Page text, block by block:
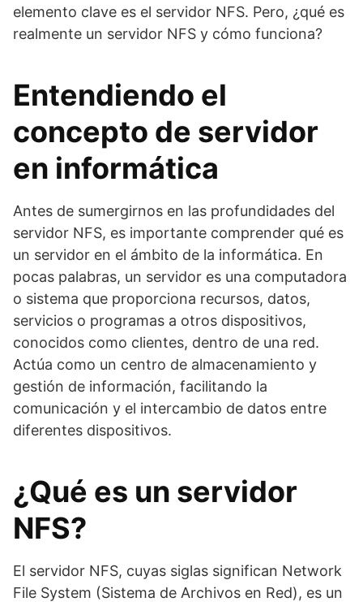
elemento clave es el servidor NFS. Pero, ¿qué es
realmente un servidor NFS y cómo funciona?
Entendiendo el
concepto de servidor
en informática
Antes de sumergirnos en las profundidades del
servidor NFS, es importante comprender qué es
un servidor en el ámbito de la informática. En
pocas palabras, un servidor es una computadora
o sistema que proporciona recursos, datos,
servicios o programas a otros dispositivos,
conocidos como clientes, dentro de una red.
Actúa como un centro de almacenamiento y
gestión de información, facilitando la
comunicación y el intercambio de datos entre
diferentes dispositivos.
¿Qué es un servidor
NFS?
El servidor NFS, cuyas siglas significan Network
File System (Sistema de Archivos en Red), es un